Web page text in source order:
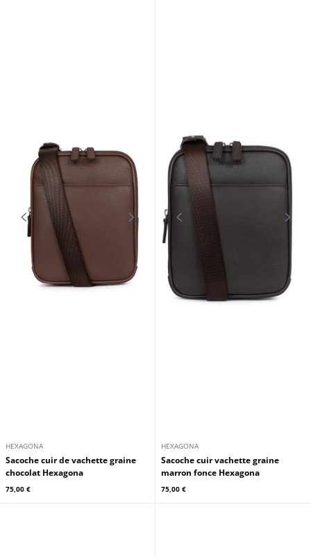
HEXAGONA
Sacoche cuir de vachette graine
chocolat Hexagona
75,00 €
HEXAGONA
Sacoche cuir vachette graine
marron fonce Hexagona
75,00 €